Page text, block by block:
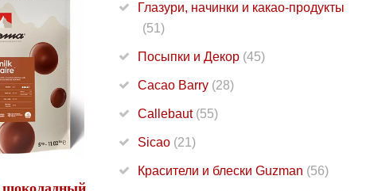
Глазури, начинки и какао-продукты
(51)
Посыпки и Декор (45)
Cacao Barry (28)
Callebaut (55)
Sicao (21)
Красители и блески Guzman (56)